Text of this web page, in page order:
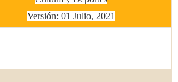
Versión: 01 Julio, 2021